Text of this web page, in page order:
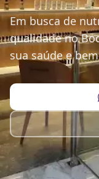
Em busca de
qualidade no
sua saúde e